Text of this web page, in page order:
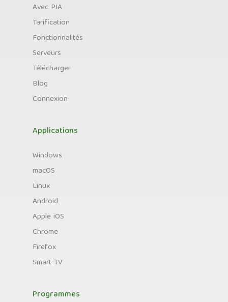
Avec PIA
Tarification
Fonctionnalités
Serveurs
Télécharger
Blog
Connexion
Applications
Windows
macOS
Linux
Android
Apple iOS
Chrome
Firefox
Smart TV
Programmes